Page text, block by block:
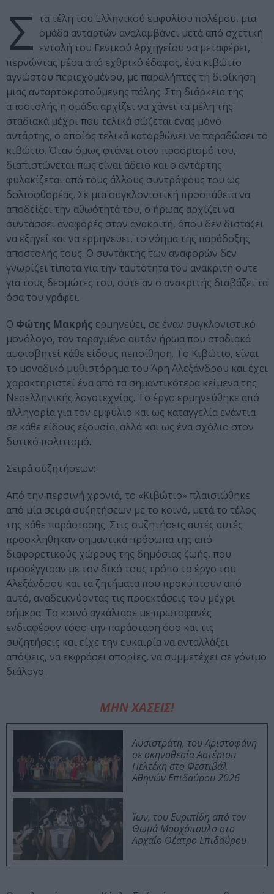
Σ τα τέλη του Ελληνικού εμφυλίου πολέμου, μια
ομάδα ανταρτών αναλαμβάνει μετά από σχετική
εντολή του Γενικού Αρχηγείου να μεταφέρει,
περνώντας μέσα από εχθρικό έδαφος, ένα κιβώτιο
αγνώστου περιεχομένου, με παραλήπτες τη διοίκηση
μιας ανταρτοκρατούμενης πόλης. Στη διάρκεια της
αποστολής η ομάδα αρχίζει να χάνει τα μέλη της
σταδιακά μέχρι που τελικά σώζεται ένας μόνο
αντάρτης, ο οποίος τελικά κατορθώνει να παραδώσει το
κιβώτιο. Όταν όμως φτάνει στον προορισμό του,
διαπιστώνεται πως είναι άδειο και ο αντάρτης
φυλακίζεται από τους άλλους συντρόφους του ως
δολιοφθορέας. Σε μια συγκλονιστική προσπάθεια να
αποδείξει την αθωότητά του, ο ήρωας αρχίζει να
συντάσσει αναφορές στον ανακριτή, όπου δεν διστάζει
να εξηγεί και να ερμηνεύει, το νόημα της παράδοξης
αποστολής τους. Ο συντάκτης των αναφορών δεν
γνωρίζει τίποτα για την ταυτότητα του ανακριτή ούτε
για τους δεσμώτες του, ούτε αν ο ανακριτής διαβάζει τα
όσα του γράφει.
Ο Φώτης Μακρής ερμηνεύει, σε έναν συγκλονιστικό
μονόλογο, τον ταραγμένο αυτόν ήρωα που σταδιακά
αμφισβητεί κάθε είδους πεποίθηση. Το Κιβώτιο, είναι
το μοναδικό μυθιστόρημα του Άρη Αλεξάνδρου και έχει
χαρακτηριστεί ένα από τα σημαντικότερα κείμενα της
Νεοελληνικής λογοτεχνίας. Το έργο ερμηνεύθηκε από
αλληγορία για τον εμφύλιο και ως καταγγελία ενάντια
σε κάθε είδους εξουσία, αλλά και ως ένα σχόλιο στον
δυτικό πολιτισμό.
Σειρά συζητήσεων:
Από την περσινή χρονιά, το «Κιβώτιο» πλαισιώθηκε
από μία σειρά συζητήσεων με το κοινό, μετά το τέλος
της κάθε παράστασης. Στις συζητήσεις αυτές αυτές
προσκληθηκαν σημαντικά πρόσωπα της από
διαφορετικούς χώρους της δημόσιας ζωής, που
προσέγγισαν με τον δικό τους τρόπο το έργο του
Αλεξάνδρου και τα ζητήματα που προκύπτουν από
αυτό, αναδεικνύοντας τις προεκτάσεις του μέχρι
σήμερα. Το κοινό αγκάλιασε με πρωτοφανές
ενδιαφέρον τόσο την παράσταση όσο και τις
συζητήσεις και είχε την ευκαιρία να ανταλλάξει
απόψεις, να εκφράσει απορίες, να συμμετέχει σε γόνιμο
διάλογο.
ΜΗΝ ΧΑΣΕΙΣ!
Λυσιστράτη, του Αριστοφάνη
σε σκηνοθεσία Αστέριου
Πελτέκη στο Φεστιβάλ
Αθηνών Επιδαύρου 2026
Ίων, του Ευριπίδη από τον
Θωμά Μοσχόπουλο στο
Αρχαίο Θέατρο Επιδαύρου